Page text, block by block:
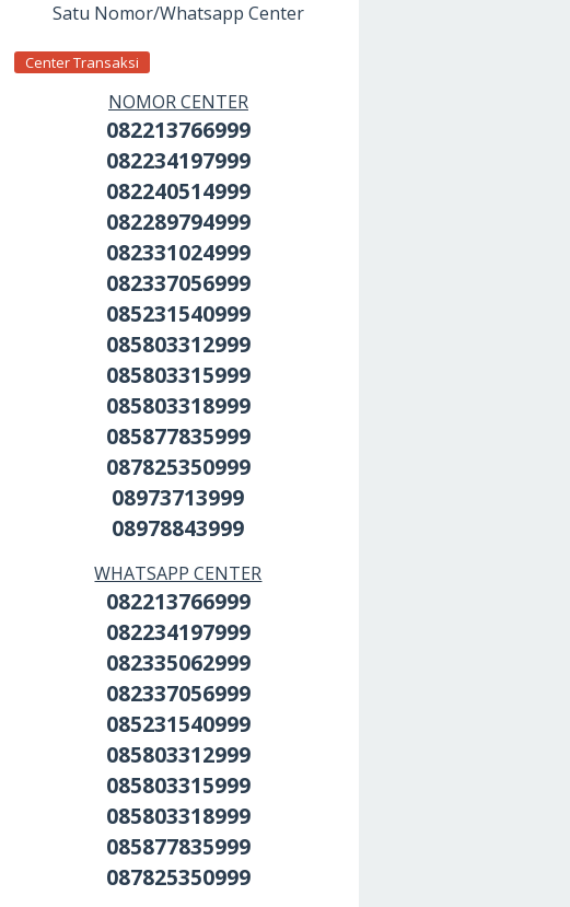
Satu Nomor/Whatsapp Center
Center Transaksi
NOMOR CENTER
082213766999
082234197999
082240514999
082289794999
082331024999
082337056999
085231540999
085803312999
085803315999
085803318999
085877835999
087825350999
08973713999
08978843999
WHATSAPP CENTER
082213766999
082234197999
082335062999
082337056999
085231540999
085803312999
085803315999
085803318999
085877835999
087825350999